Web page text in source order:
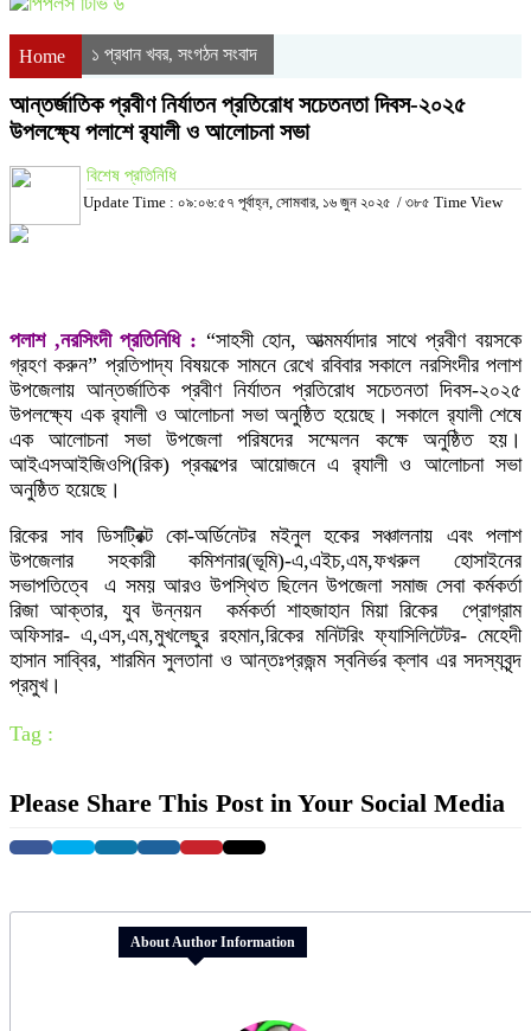
Home ১ প্রধান খবর, সংগঠন সংবাদ
আন্তর্জাতিক প্রবীণ নির্যাতন প্রতিরোধ সচেতনতা দিবস-২০২৫
উপলক্ষ্যে পলাশে র‍্যালী ও আলোচনা সভা
বিশেষ প্রতিনিধি
Update Time : ০৯:০৬:৫৭ পূর্বাহ্ন, সোমবার, ১৬ জুন ২০২৫ / ৩৮৫ Time View
পলাশ ,নরসিংদী প্রতিনিধি : “সাহসী হোন, আত্মমর্যাদার সাথে প্রবীণ বয়সকে
গ্রহণ করুন” প্রতিপাদ্য বিষয়কে সামনে রেখে রবিবার সকালে নরসিংদীর পলাশ
উপজেলায় আন্তর্জাতিক প্রবীণ নির্যাতন প্রতিরোধ সচেতনতা দিবস-২০২৫
উপলক্ষ্যে এক র‍্যালী ও আলোচনা সভা অনুষ্ঠিত হয়েছে। সকালে র‍্যালী শেষে
এক আলোচনা সভা উপজেলা পরিষদের সম্মেলন কক্ষে অনুষ্ঠিত হয়।
আইএসআইজিওপি(রিক) প্রকল্পের আয়োজনে এ র‍্যালী ও আলোচনা সভা
অনুষ্ঠিত হয়েছে।
রিকের সাব ডিসট্রিক্ট কো-অর্ডিনেটর মইনুল হকের সঞ্চালনায় এবং পলাশ
উপজেলার সহকারী কমিশনার(ভূমি)-এ,এইচ,এম,ফখরুল হোসাইনের
সভাপতিত্বে এ সময় আরও উপস্থিত ছিলেন উপজেলা সমাজ সেবা কর্মকর্তা
রিজা আক্তার, যুব উন্নয়ন কর্মকর্তা শাহজাহান মিয়া রিকের প্রোগ্রাম
অফিসার- এ,এস,এম,মুখলেছুর রহমান,রিকের মনিটরিং ফ্যাসিলিটেটর- মেহেদী
হাসান সাব্বির, শারমিন সুলতানা ও আন্তঃপ্রজন্ম স্বনির্ভর ক্লাব এর সদস্যবৃন্দ
প্রমুখ।
Tag :
Please Share This Post in Your Social Media
About Author Information